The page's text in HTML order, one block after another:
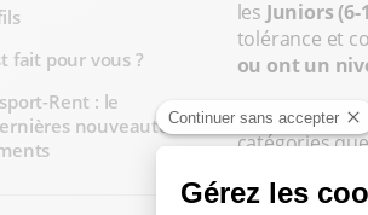
fait pour vous ?
Rent : le
nouveautés
les Juniors
tolérance et
ou ont un
Pour les ados,
catégories
planche
et